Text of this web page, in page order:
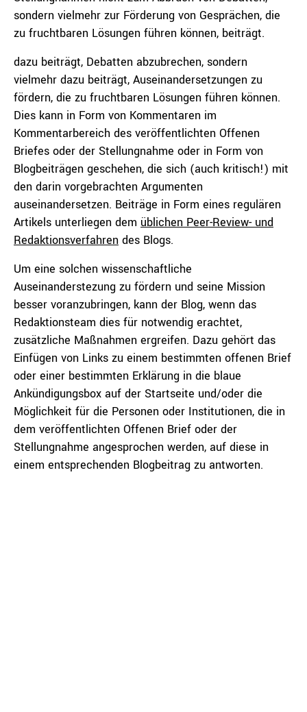
sondern vielmehr zur Förderung von Gesprächen, die
zu fruchtbaren Lösungen führen können, beiträgt.
dazu beiträgt, Debatten abzubrechen, sondern
vielmehr dazu beiträgt, Auseinandersetzungen zu
fördern, die zu fruchtbaren Lösungen führen können.
Dies kann in Form von Kommentaren im
Kommentarbereich des veröffentlichten Offenen
Briefes oder der Stellungnahme oder in Form von
Blogbeiträgen geschehen, die sich (auch kritisch!) mit
den darin vorgebrachten Argumenten
auseinandersetzen. Beiträge in Form eines regulären
Artikels unterliegen dem üblichen Peer-Review- und
Redaktionsverfahren des Blogs.
Um eine solchen wissenschaftliche
Auseinanderstezung zu fördern und seine Mission
besser voranzubringen, kann der Blog, wenn das
Redaktionsteam dies für notwendig erachtet,
zusätzliche Maßnahmen ergreifen. Dazu gehört das
Einfügen von Links zu einem bestimmten offenen Brief
oder einer bestimmten Erklärung in die blaue
Ankündigungsbox auf der Startseite und/oder die
Möglichkeit für die Personen oder Institutionen, die in
dem veröffentlichten Offenen Brief oder der
Stellungnahme angesprochen werden, auf diese in
einem entsprechenden Blogbeitrag zu antworten.